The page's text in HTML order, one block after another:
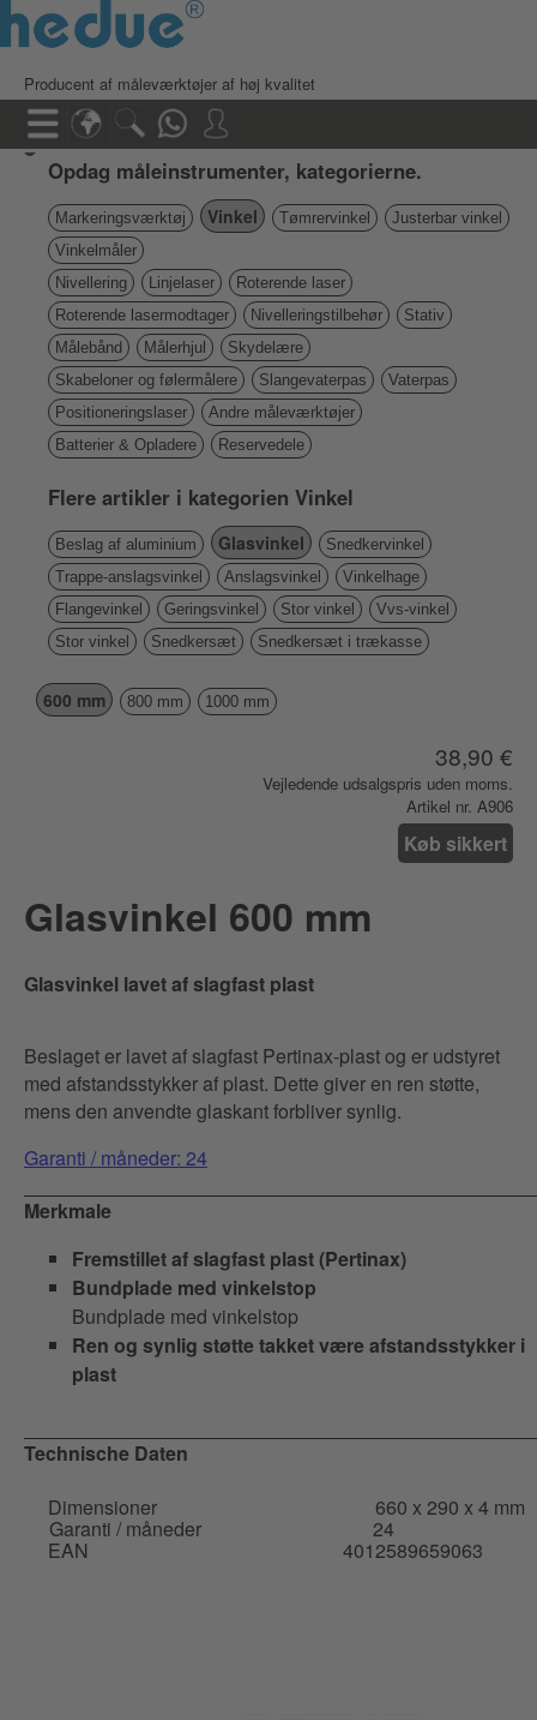
Producent af måleværktøjer af høj kvalitet
Opdag måleinstrumenter, kategorierne.
Markeringsværktøj Vinkel Tømrervinkel
Justerbar vinkel
Vinkelmåler
Nivellering
Linjelaser
Roterende laser
Roterende lasermodtager
Nivelleringstilbehør
Stativ
Målebånd
Målerhjul
Skydelære
Skabeloner og følermålere
Slangevaterpas
Vaterpas
Positioneringslaser
Andre måleværktøjer
Batterier & Opladere
Reservedele
Flere artikler i kategorien Vinkel
Beslag af aluminium Glasvinkel
Snedkervinkel
Trappe-anslagsvinkel
Anslagsvinkel
Vinkelhage
Flangevinkel
Geringsvinkel Stor vinkel
Vvs-vinkel
Stor vinkel
Snedkersæt Snedkersæt i trækasse
600 mm 800 mm 1000 mm
38,90 €
Vejledende udsalgspris uden moms.
Artikel nr. A906
Køb sikkert
Glasvinkel 600 mm
Glasvinkel lavet af slagfast plast
Beslaget er lavet af slagfast Pertinax-plast og er udstyret
med afstandsstykker af plast. Dette giver en ren støtte,
mens den anvendte glaskant forbliver synlig.
Garanti / måneder: 24
Merkmale
Fremstillet af slagfast plast (Pertinax)
Bundplade med vinkelstop
Bundplade med vinkelstop
Ren og synlig støtte takket være afstandsstykker i
plast
Technische Daten
Dimensioner
660 x 290 x 4 mm
Garanti / måneder 24
EAN 4012589659063